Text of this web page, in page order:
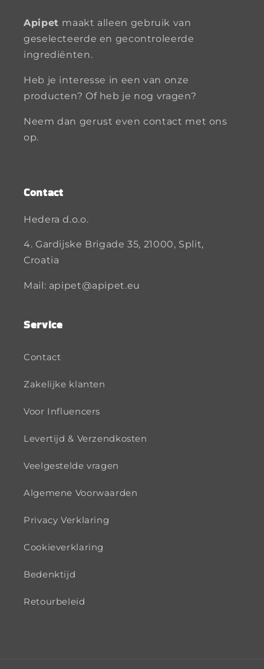
Apipet maakt alleen gebruik van
geselecteerde en gecontroleerde
ingrediënten.
Heb je interesse in een van onze
producten? Of heb je nog vragen?
Neem dan gerust even contact met ons
op.
Contact
Hedera d.o.o.
4. Gardijske Brigade 35, 21000, Split,
Croatia
Mail: apipet@apipet.eu
Service
Contact
Zakelijke klanten
Voor Influencers
Levertijd & Verzendkosten
Veelgestelde vragen
Algemene Voorwaarden
Privacy Verklaring
Cookieverklaring
Bedenktijd
Retourbeleid